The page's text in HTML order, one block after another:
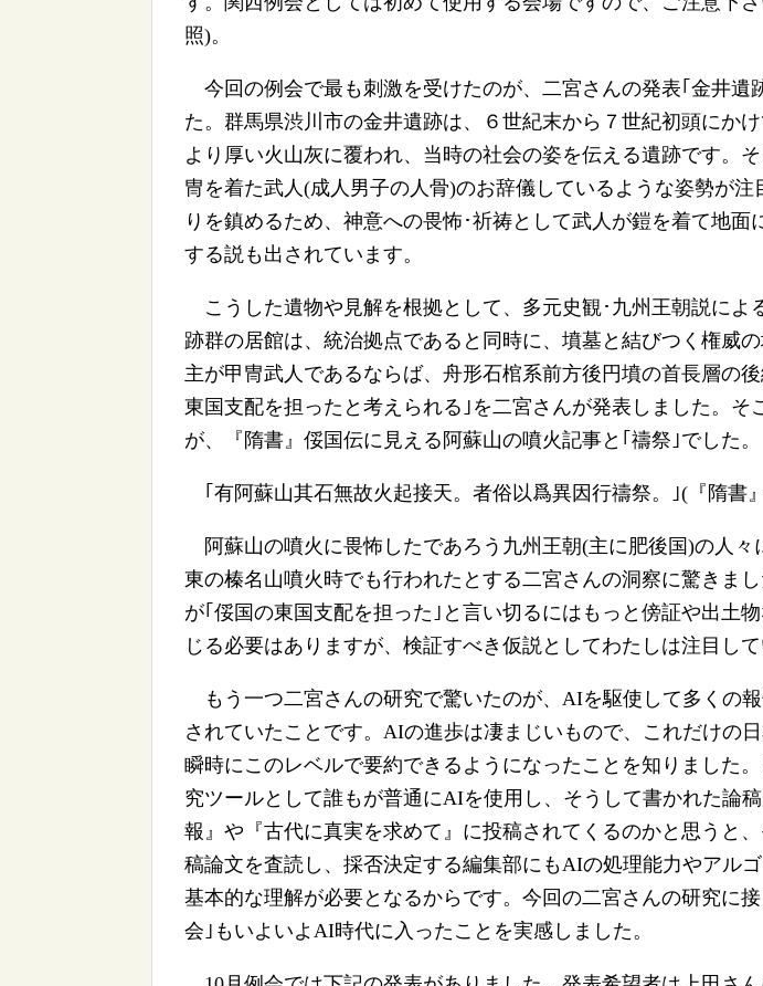
照)。
今回の例会で最も刺激を受けたのが、二宮さんの発表｢金井遺
た。群馬県渋川市の金井遺跡は、６世紀末から７世紀初頭にか
より厚い火山灰に覆われ、当時の社会の姿を伝える遺跡です。
冑を着た武人(成人男子の人骨)のお辞儀しているような姿勢が注
りを鎮めるため、神意への畏怖･祈祷として武人が鎧を着て地面
する説も出されています。
こうした遺物や見解を根拠として、多元史観･九州王朝説によ
跡群の居館は、統治拠点であると同時に、墳墓と結びつく権威
主が甲冑武人であるならば、舟形石棺系前方後円墳の首長層の
東国支配を担ったと考えられる｣を二宮さんが発表しました。そ
が、『隋書』俀国伝に見える阿蘇山の噴火記事と｢禱祭｣でした。
｢有阿蘇山其石無故火起接天。者俗以爲異因行禱祭。｣(『隋書
阿蘇山の噴火に畏怖したであろう九州王朝(主に肥後国)の人々
東の榛名山噴火時でも行われたとする二宮さんの洞察に驚きま
が｢俀国の東国支配を担った｣と言い切るにはもっと傍証や出土
じる必要はありますが、検証すべき仮説としてわたしは注目して
もう一つ二宮さんの研究で驚いたのが、AIを駆使して多くの
されていたことです。AIの進歩は凄まじいもので、これだけの
瞬時にこのレベルで要約できるようになったことを知りました
究ツールとして誰もが普通にAIを使用し、そうして書かれた論
報』や『古代に真実を求めて』に投稿されてくるのかと思うと
稿論文を査読し、採否決定する編集部にもAIの処理能力やアル
基本的な理解が必要となるからです。今回の二宮さんの研究に
会｣もいよいよAI時代に入ったことを実感しました。